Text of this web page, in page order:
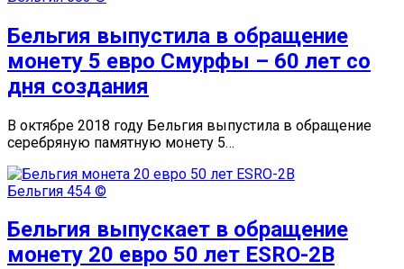
Бельгия выпустила в обращение
монету 5 евро Смурфы – 60 лет со
дня создания
В октябре 2018 году Бельгия выпустила в обращение
серебряную памятную монету 5…
Бельгия 454 ©
Бельгия выпускает в обращение
монету 20 евро 50 лет ESRO-2B